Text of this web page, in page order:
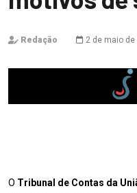
Redação 2 de maio de
O Tribunal de Contas da